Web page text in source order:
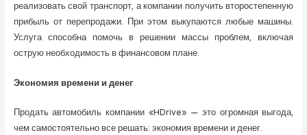
реализовать свой транспорт, а компании получить второстепенную
прибыль от перепродажи. При этом выкупаются любые машины.
Услуга способна помочь в решении массы проблем, включая
острую необходимость в финансовом плане.
Экономия времени и денег
Продать автомобиль компании «HDrive» — это огромная выгода,
чем самостоятельно все решать: экономия времени и денег.